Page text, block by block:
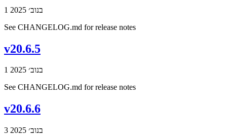
1 בנוב׳ 2025
See CHANGELOG.md for release notes
v20.6.5
1 בנוב׳ 2025
See CHANGELOG.md for release notes
v20.6.6
3 בנוב׳ 2025